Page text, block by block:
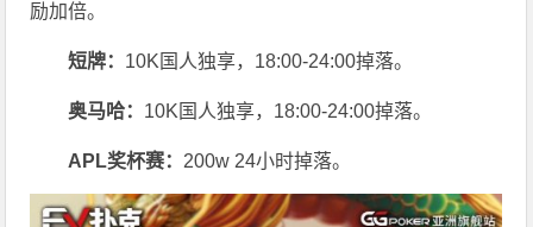
励加倍。
短牌： 10K国人独享，18:00-24:00掉落。
奥马哈： 10K国人独享，18:00-24:00掉落。
APL奖杯赛：200w 24小时掉落。